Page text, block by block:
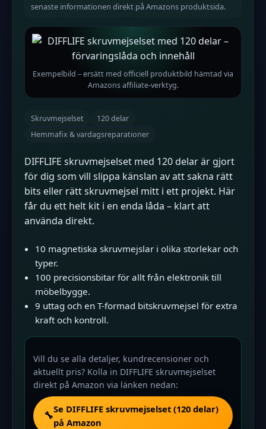
senaste informationen direkt på Amazons produktsida.
Exempelbild – ersätt med officiell produktbild hämtad via
Amazons affiliate-verktyg.
Skruvmejselset
120 delar
Hemmafix & vardagsreparationer
DIFFLIFE skruvmejselset med 120 delar är gjort
för dig som vill slippa känslan av att sakna rätt
bits eller rätt skruvmejsel mitt i ett projekt. Här
får du ett helt kit i en enda låda – klart att
använda direkt.
10 magnetiska skruvmejslar i olika storlekar och
typer.
100 precisionsbitar för allt från elektronik till
möbelbygge.
9 uttag och en T-formad bitskruvmejsel för extra
kraft och kontroll.
Vill du se alla detaljer, kundrecensioner och
aktuellt pris? Kolla in DIFFLIFE skruvmejselset
direkt på Amazon via länken nedan:
🔧
Se DIFFLIFE skruvmejselset (120 delar)
på Amazon